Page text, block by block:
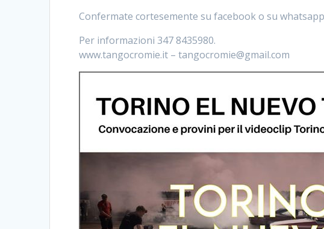
Confermate cortesemente su facebook o su
Per informazioni 347 8435980.
www.tangocromie.it – tangocromie@gmail.com